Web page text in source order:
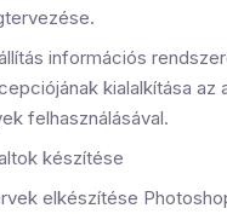
információs
kialalkítása az
felhasználásával.
készítése
elkészítése